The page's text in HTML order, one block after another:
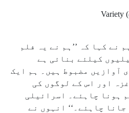
نے کہا کہ ’’ہم نے یہ فلم
کیلئے بنائی ہے
آوازیں مضبوط ہیں۔ ہم ایک
اور اس کے لوگوں کی
ہونا چاہئے۔ اسرائیلی
چاہئے۔‘‘ انہوں نے